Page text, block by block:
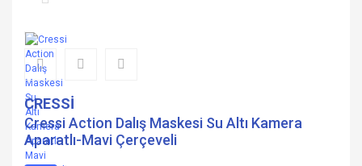
CRESSİ
Cressi Action Dalış Maskesi Su Altı Kamera
Aparatlı-Mavi Çerçeveli